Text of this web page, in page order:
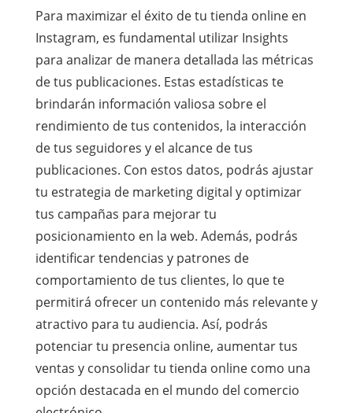
Para maximizar el éxito de tu tienda online en
Instagram, es fundamental utilizar Insights
para analizar de manera detallada las métricas
de tus publicaciones. Estas estadísticas te
brindarán información valiosa sobre el
rendimiento de tus contenidos, la interacción
de tus seguidores y el alcance de tus
publicaciones. Con estos datos, podrás ajustar
tu estrategia de marketing digital y optimizar
tus campañas para mejorar tu
posicionamiento en la web. Además, podrás
identificar tendencias y patrones de
comportamiento de tus clientes, lo que te
permitirá ofrecer un contenido más relevante y
atractivo para tu audiencia. Así, podrás
potenciar tu presencia online, aumentar tus
ventas y consolidar tu tienda online como una
opción destacada en el mundo del comercio